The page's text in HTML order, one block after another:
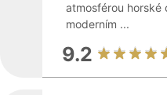
atmosférou horské
moderním ...
9.2